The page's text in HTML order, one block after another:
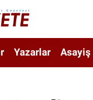
Yazarlar Asayiş